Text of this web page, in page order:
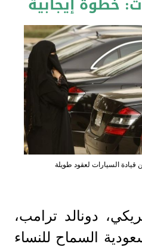
قيادة السيارات لعقود طويلة
دونالد ترامب،
السماح للنساء